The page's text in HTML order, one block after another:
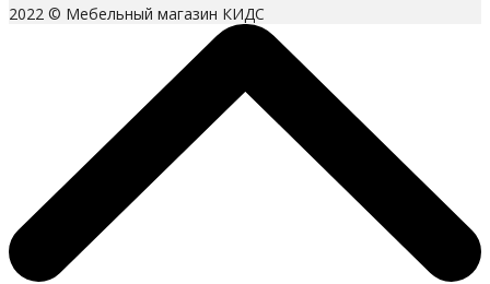
2022 © Мебельный магазин КИДС